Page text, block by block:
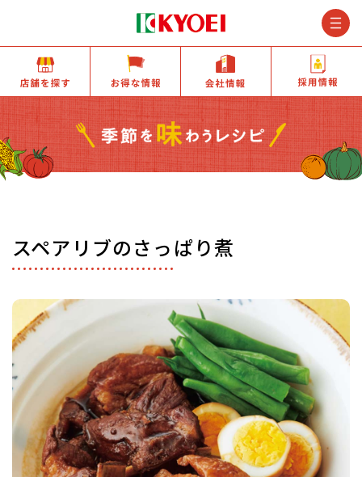
店舗を探す お得な情報 会社情報
スペアリブのさっぱり煮